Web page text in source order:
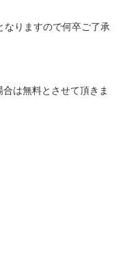
りますので何卒ご了承
は無料とさせて頂きま